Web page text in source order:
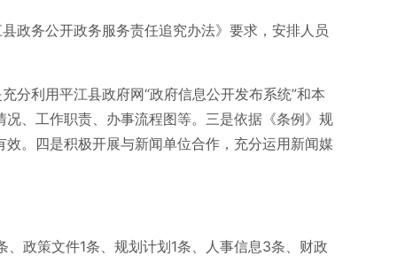
政务公开政务服务责任追究办法》要求，安排人员
分利用平江县政府网“政府信息公开发布系统”和本
、工作职责、办事流程图等。三是依据《条例》规
。四是积极开展与新闻单位合作，充分运用新闻媒
政策文件1条、规划计划1条、人事信息3条、财政